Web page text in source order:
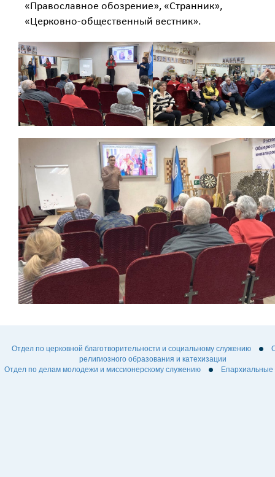
«Православное обозрение», «Странник»,
«Церковно-общественный вестник».
Отдел по церковной благотворительности и социальному служению
религиозного образования и катехизации
Отдел по делам молодежи и миссионерскому служению
Епархиальные